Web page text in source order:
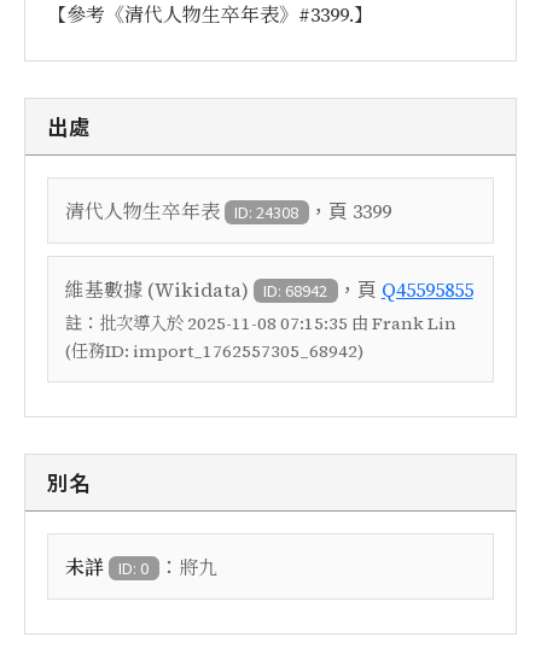
【參考《清代人物生卒年表》#3399.】
出處
清代人物生卒年表 ID: 24308 ，頁 3399
維基數據 (Wikidata) ID: 68942 ，頁 Q45595855
註： 批次導入於 2025-11-08 07:15:35 由 Frank Lin
(任務ID: import_1762557305_68942)
別名
未詳 ID: 0 ： 將九